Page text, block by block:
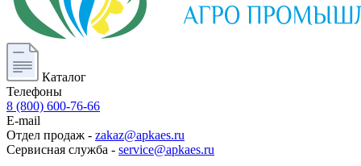
Каталог
Телефоны
8 (800) 600-76-66
E-mail
Отдел продаж - zakaz@apkaes.ru
Сервисная служба - service@apkaes.ru